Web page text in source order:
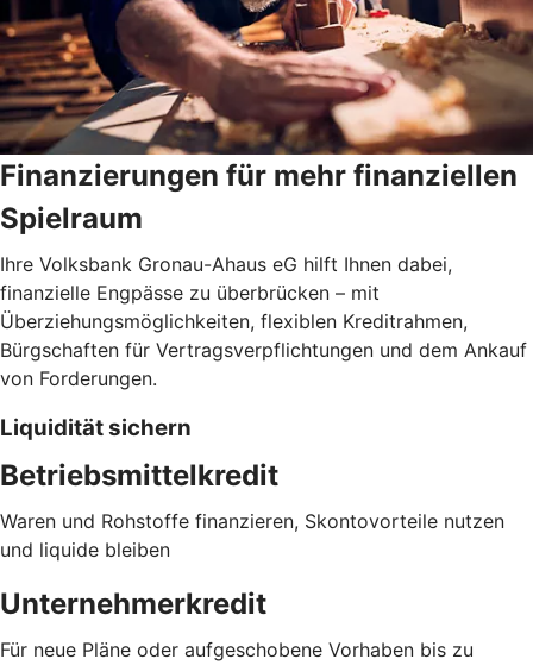
Finanzierungen für mehr finanziellen
Spielraum
Ihre Volksbank Gronau-Ahaus eG hilft Ihnen dabei,
finanzielle Engpässe zu überbrücken – mit
Überziehungsmöglichkeiten, flexiblen Kreditrahmen,
Bürgschaften für Vertragsverpflichtungen und dem Ankauf
von Forderungen.
Liquidität sichern
Betriebsmittelkredit
Waren und Rohstoffe finanzieren, Skontovorteile nutzen
und liquide bleiben
Unternehmerkredit
Für neue Pläne oder aufgeschobene Vorhaben bis zu